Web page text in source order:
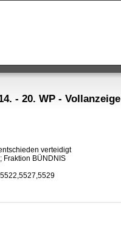
- 20. WP - Vollanzeige
verteidigt
CDU; Fraktion BÜNDNIS